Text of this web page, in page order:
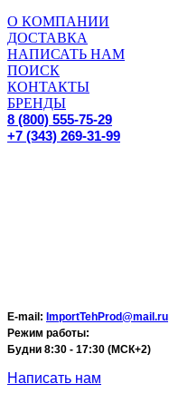
О КОМПАНИИ
ДОСТАВКА
НАПИСАТЬ НАМ
ПОИСК
КОНТАКТЫ
БРЕНДЫ
8 (800) 555-75-29
+7 (343) 269-31-99
E-mail: ImportTehProd@mail.ru
Режим работы:
Будни 8:30 - 17:30 (МСК+2)
Написать нам